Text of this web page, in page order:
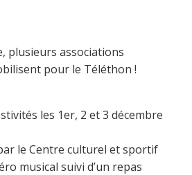
plusieurs associations
pour le Téléthon !
les 1er, 2 et 3 décembre
le Centre culturel et sportif
musical suivi d’un repas